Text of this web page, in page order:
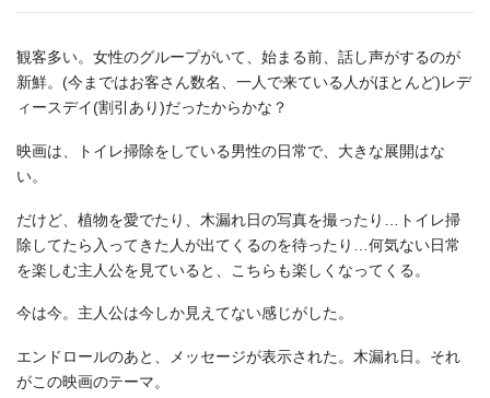
観客多い。女性のグループがいて、始まる前、話し声がするのが
新鮮。(今まではお客さん数名、一人で来ている人がほとんど)レデ
ィースデイ(割引あり)だったからかな？
映画は、トイレ掃除をしている男性の日常で、大きな展開はな
い。
だけど、植物を愛でたり、木漏れ日の写真を撮ったり…トイレ掃
除してたら入ってきた人が出てくるのを待ったり…何気ない日常
を楽しむ主人公を見ていると、こちらも楽しくなってくる。
今は今。主人公は今しか見えてない感じがした。
エンドロールのあと、メッセージが表示された。木漏れ日。それ
がこの映画のテーマ。